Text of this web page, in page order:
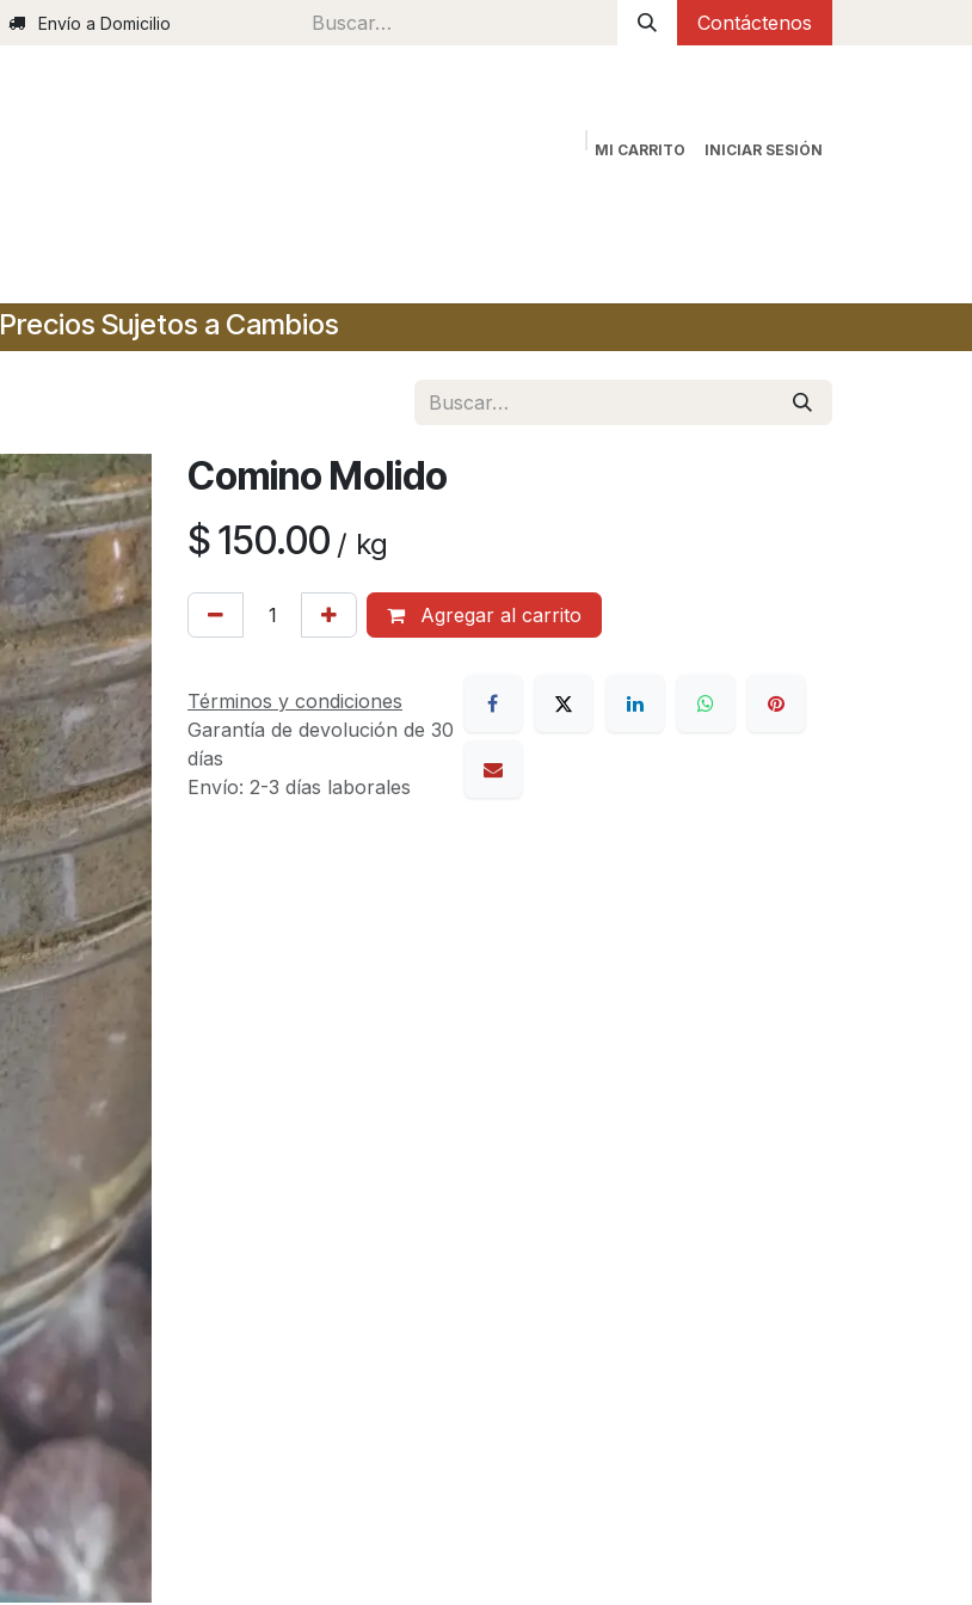
Envío a Domicilio Contáctenos
MI CARRITO INICIAR SESIÓN
Precios Sujetos a Cambios
Comino Molido
$150.00 / kg
Agregar al carrito
Términos y condiciones
Garantía de devolución de 30
días
Envío: 2-3 días laborales